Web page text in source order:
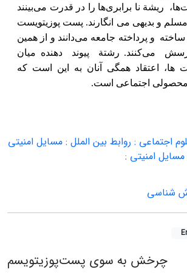
ریشة‌ نا برابری‌ها را در قدرت‌ می‌بینند
و بدیهی‌ می‌ انگارند. پست‌ پوزیتویست‌
ساخته‌ و پرداخته‌ جامعه‌ می‌دانند و از همین‌
می‌کنند. رشتة‌ پیوند دهنده‌ میان‌
ها، اعتقاد همگی‌ آنان‌ به‌ این‌ است‌ که‌
اجتماعی‌ است‌.
اجتماعی : روابط بین الملل : مسایل امنیتی
امنیتی :
شناسی